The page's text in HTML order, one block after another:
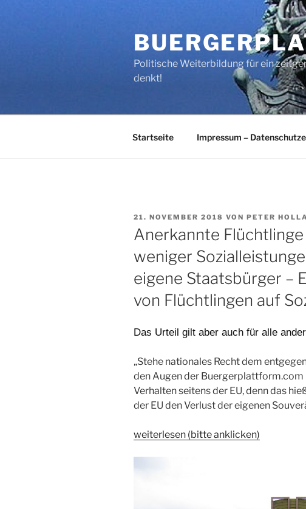
Politische Weiterbildung für ein
denkt!
Startseite Impressum –
VERÖFFENTLICHT
AM
21. NOVEMBER 2018 VON PETER
Anerkannte
weniger
eigene Staatsbürger –
von Flüchtlingen auf
Das Urteil gilt aber auch für alle
„Stehe nationales Recht dem
den Augen der Buergerplattform.com
Verhalten seitens der EU, denn das
der EU den Verlust der eigenen
weiterlesen (bitte anklicken)